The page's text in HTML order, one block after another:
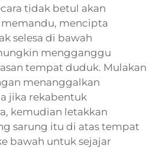
tidak betul akan
memandu, mencipta
selesa di bawah
mengganggu
tempat duduk. Mulakan
menanggalkan
jika rekabentuk
kemudian letakkan
sarung itu di atas tempat
bawah untuk sejajar